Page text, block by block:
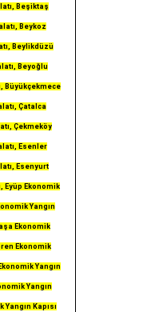
Beşiktaş
Beykoz
Beylikdüzü
Beyoğlu
Büyükçekmece
Çatalca
Çekmeköy
Esenler
Esenyurt
Eyüp Ekonomik
Yangın
Ekonomik
Ekonomik
Yangın
Yangın
Yangın Kapısı